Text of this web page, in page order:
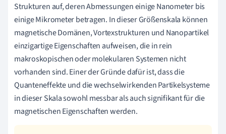
Strukturen auf, deren Abmessungen einige Nanometer bis
einige Mikrometer betragen. In dieser Größenskala können
magnetische Domänen, Vortexstrukturen und Nanopartikel
einzigartige Eigenschaften aufweisen, die in rein
makroskopischen oder molekularen Systemen nicht
vorhanden sind. Einer der Gründe dafür ist, dass die
Quanteneffekte und die wechselwirkenden Partikelsysteme
in dieser Skala sowohl messbar als auch signifikant für die
magnetischen Eigenschaften werden.